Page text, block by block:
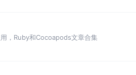
，Ruby和Cocoapods文章合集